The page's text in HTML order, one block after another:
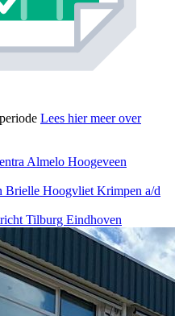
Lees hier meer over
Almelo Hoogeveen
Brielle Hoogvliet Krimpen a/d
Tilburg Eindhoven